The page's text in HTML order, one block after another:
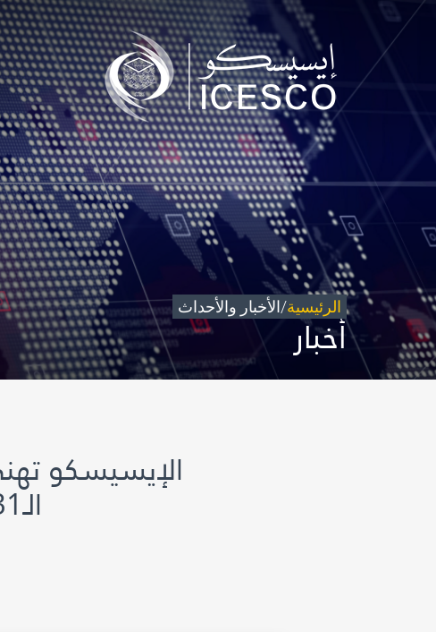
من نحن
مجال عملنا
تأثيرنا
البيانات
المركز الإعلامي
للتواصل
شاركونا
©حقوق الطبع والنشر للإيسيسكو. جميع
الرئيسية/الأخبار والأحداث
أخبار
الإيسيسكو
الـ31 للمعرض الدولي للكتاب بالرباط